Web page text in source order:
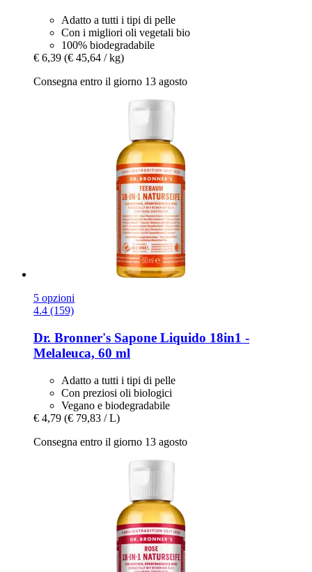
Adatto a tutti i tipi di pelle
Con i migliori oli vegetali bio
100% biodegradabile
€ 6,39 (€ 45,64 / kg)
Consegna entro il giorno 13 agosto
5 opzioni
4.4 (159)
Dr. Bronner's Sapone Liquido 18in1 -​
Melaleuca, 60 ml
Adatto a tutti i tipi di pelle
Con preziosi oli biologici
Vegano e biodegradabile
€ 4,79 (€ 79,83 / L)
Consegna entro il giorno 13 agosto